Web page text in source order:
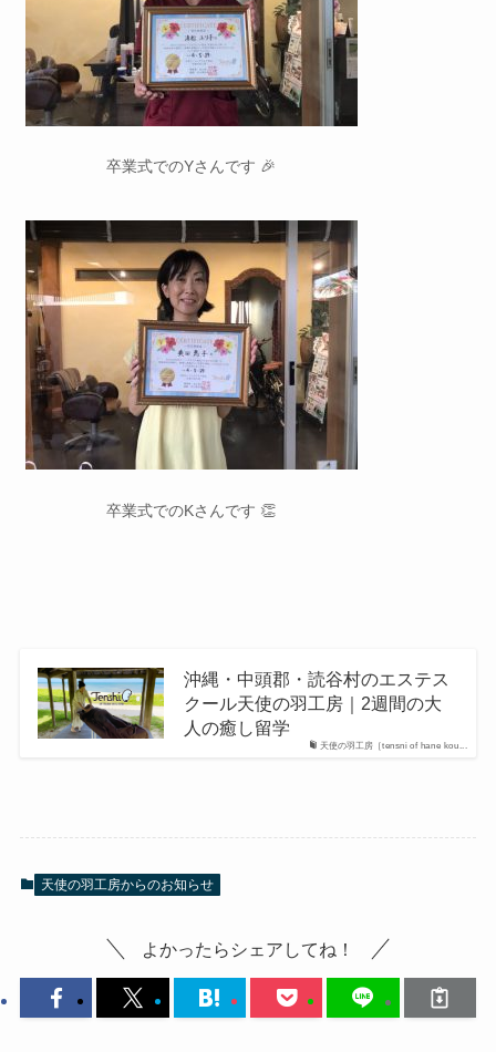
卒業式でのYさんです 🎉
卒業式でのKさんです 👏
天使の羽工房［tensni of hane kou...
沖縄・中頭郡・読谷村のエステス
クール天使の羽工房｜2週間の大
人の癒し留学
天使の羽工房からのお知らせ
よかったらシェアしてね！